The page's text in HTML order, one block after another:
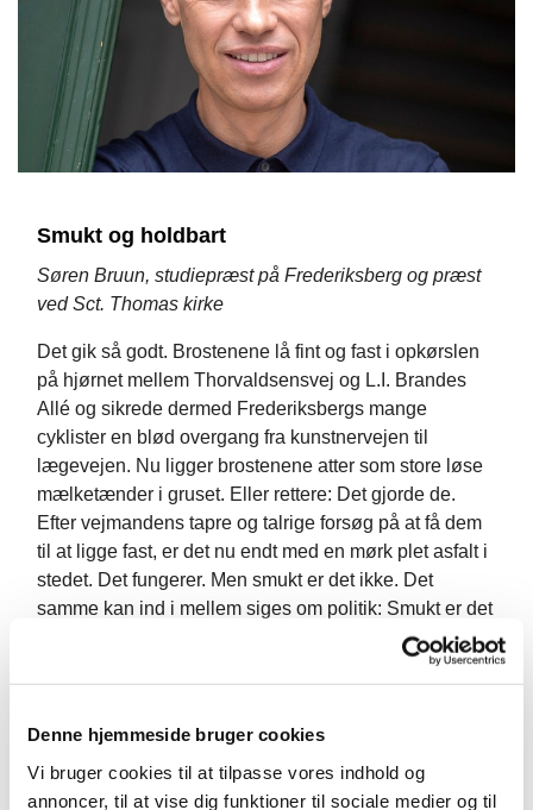
Denne hjemmeside bruger cookies
Vi bruger cookies til at tilpasse vores indhold og
annoncer, til at vise dig funktioner til sociale medier og til
Smukt og holdbart
Søren Bruun, studiepræst på Frederiksberg og præst
ved Sct. Thomas kirke
Det gik så godt. Brostenene lå fint og fast i opkørslen
på hjørnet mellem Thorvaldsensvej og L.I. Brandes
Allé og sikrede dermed Frederiksbergs mange
cyklister en blød overgang fra kunstnervejen til
lægevejen. Nu ligger brostenene atter som store løse
mælketænder i gruset. Eller rettere: Det gjorde de.
Efter vejmandens tapre og talrige forsøg på at få dem
til at ligge fast, er det nu endt med en mørk plet asfalt i
stedet. Det fungerer. Men smukt er det ikke. Det
samme kan ind i mellem siges om politik: Smukt er det
I august annoncerede folketingsmedlem for Venstre,
Baggrunden var et ønske om at vende tilbage til det
arbejde, han oprindeligt kom fra og var dygtig til:
Arbejdet som idé- og initiativrig iværksætter. Der var